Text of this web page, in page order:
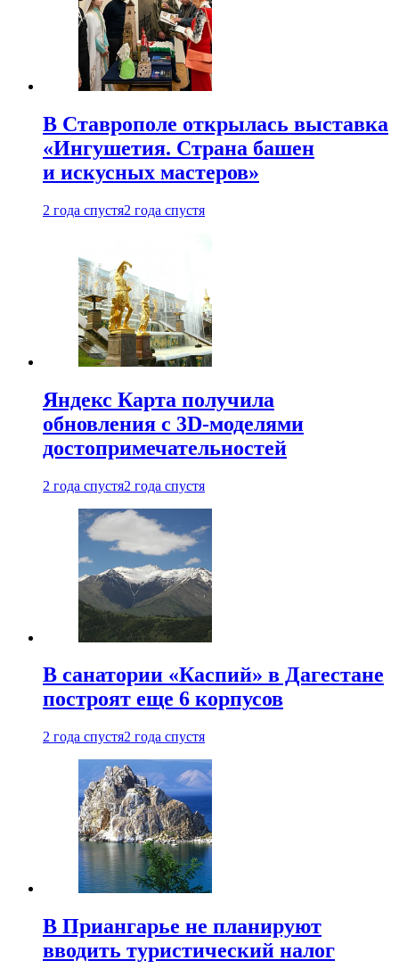
В Ставрополе открылась выставка
«Ингушетия. Страна башен
и искусных мастеров»
2 года спустя2 года спустя
Яндекс Карта получила
обновления с 3D-моделями
достопримечательностей
2 года спустя2 года спустя
В санатории «Каспий» в Дагестане
построят еще 6 корпусов
2 года спустя2 года спустя
В Приангарье не планируют
вводить туристический налог